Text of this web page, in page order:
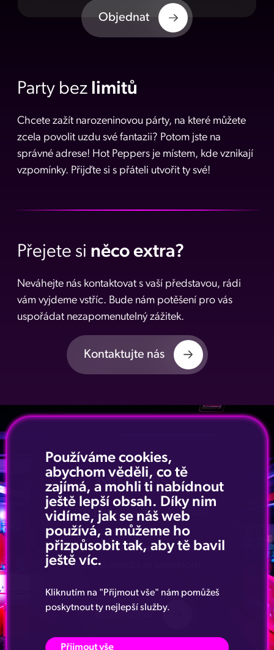
Objednat
Party bez limitů
Chcete zažít narozeninovou párty, na které můžete
zcela povolit uzdu své fantazii? Potom jste na
správné adrese! Hot Peppers je místem, kde vznikají
vzpomínky. Přijďte si s přáteli utvořit ty své!
Přejete si něco extra?
Neváhejte nás kontaktovat s vaší představou, rádi
vám vyjdeme vstříc. Bude nám potěšení pro vás
uspořádat nezapomenutelný zážitek.
Kontaktujte nás
Rezervace
Večer plný vzrušení a elegance?
NavštivteHot Peppers– místo, kde
se krása snoubí se smyslností.
Rezervovat
Používáme cookies,
abychom věděli, co tě
zajímá, a mohli ti nabídnout
ještě lepší obsah. Díky nim
vidíme, jak se náš web
používá, a můžeme ho
přizpůsobit tak, aby tě bavil
ještě víc.
Kliknutím na "Přijmout vše" nám pomůžeš
poskytnout ty nejlepší služby.
Přijmout vše